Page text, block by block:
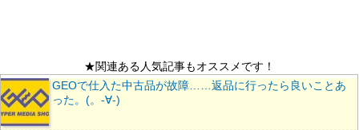
★関連ある人気記事もオススメです！
GEOで仕入た中古品が故障……返品に行ったら良いことあ
った。(。-∀-)